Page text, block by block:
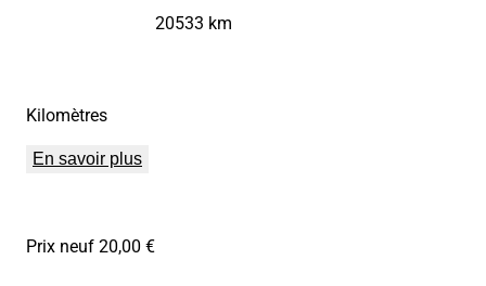
Kilomètres
20533 km
En savoir plus
Prix neuf 20,00 €